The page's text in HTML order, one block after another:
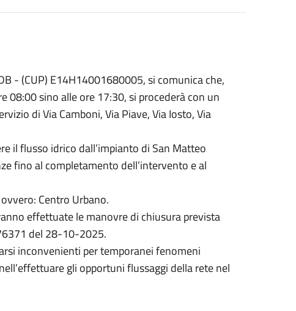
- (CUP) E14H14001680005, si comunica che,
08:00 sino alle ore 17:30, si procederà con un
di Via Camboni, Via Piave, Via Iosto, Via
il flusso idrico dall’impianto di San Matteo
fino al completamento dell’intervento e al
Centro Urbano.
effettuate le manovre di chiusura prevista
del 28-10-2025.
inconvenienti per temporanei fenomeni
gli opportuni flussaggi della rete nel